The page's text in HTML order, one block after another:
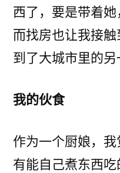
西了，要是带着她
而找房也让我接
到了大城市里的另
我的伙食
作为一个厨娘，
有能自己煮东西